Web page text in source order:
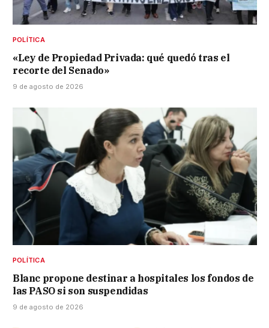
POLÍTICA
«Ley de Propiedad Privada: qué quedó tras el
recorte del Senado»
9 de agosto de 2026
POLÍTICA
Blanc propone destinar a hospitales los fondos de
las PASO si son suspendidas
9 de agosto de 2026